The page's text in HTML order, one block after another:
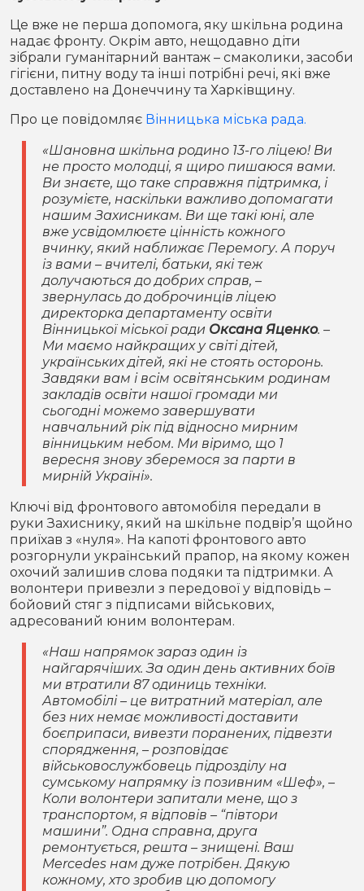
Спорт
Підписатись на нас у Telegram
Це вже не перша допомога, яку шкільна родина
надає фронту. Окрім авто, нещодавно діти
зібрали гуманітарний вантаж – смаколики, засоби
гігієни, питну воду та інші потрібні речі, які вже
доставлено на Донеччину та Харківщину.
Про це повідомляє Вінницька міська рада.
«Шановна шкільна родино 13-го ліцею! Ви
не просто молодці, я щиро пишаюся вами.
Ви знаєте, що таке справжня підтримка, і
розумієте, наскільки важливо допомагати
нашим Захисникам. Ви ще такі юні, але
вже усвідомлюєте цінність кожного
вчинку, який наближає Перемогу. А поруч
із вами – вчителі, батьки, які теж
долучаються до добрих справ, –
звернулась до доброчинців ліцею
директорка департаменту освіти
Вінницької міської ради Оксана Яценко. –
Ми маємо найкращих у світі дітей,
українських дітей, які не стоять осторонь.
Завдяки вам і всім освітянським родинам
закладів освіти нашої громади ми
сьогодні можемо завершувати
навчальний рік під відносно мирним
вінницьким небом. Ми віримо, що 1
вересня знову зберемося за парти в
мирній Україні».
Ключі від фронтового автомобіля передали в
руки Захиснику, який на шкільне подвір’я щойно
приїхав з «нуля». На капоті фронтового авто
розгорнули український прапор, на якому кожен
охочий залишив слова подяки та підтримки. А
волонтери привезли з передової у відповідь –
бойовий стяг з підписами військових,
адресований юним волонтерам.
«Наш напрямок зараз один із
найгарячіших. За один день активних боїв
ми втратили 87 одиниць техніки.
Автомобілі – це витратний матеріал, але
без них немає можливості доставити
боєприпаси, вивезти поранених, підвезти
спорядження, – розповідає
військовослужбовець підрозділу на
сумському напрямку із позивним «Шеф», –
Коли волонтери запитали мене, що з
транспортом, я відповів – “півтори
машини”. Одна справна, друга
ремонтується, решта – знищені. Ваш
Mercedes нам дуже потрібен. Дякую
кожному, хто зробив цю допомогу